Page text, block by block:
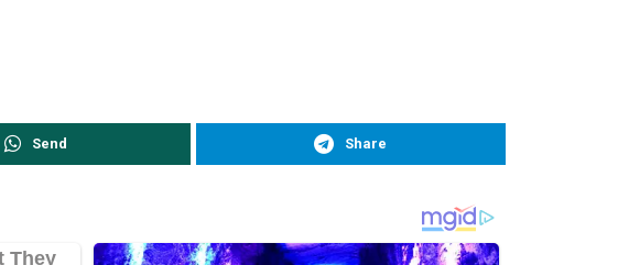
Send Share